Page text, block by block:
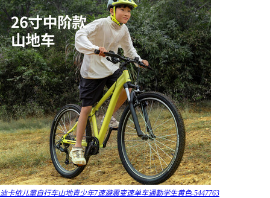
迪卡侬儿童自行车山地青少年7速避震变速单车通勤学生黄色-5447763